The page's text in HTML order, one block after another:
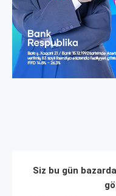
Siz bu gün